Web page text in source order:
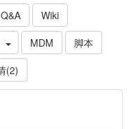
Q&A
Wiki
MDM
脚本
(2)